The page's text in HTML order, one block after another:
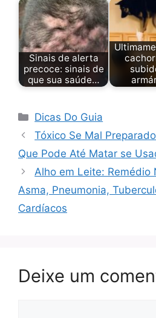
Sinais de alerta
precoce: sinais de
que sua saúde…
Categorias
Dicas Do Guia
Tóxico Se Mal
Que Pode Até Matar se
Alho em Leite: Remédio
Asma, Pneumonia,
Cardíacos
Deixe um